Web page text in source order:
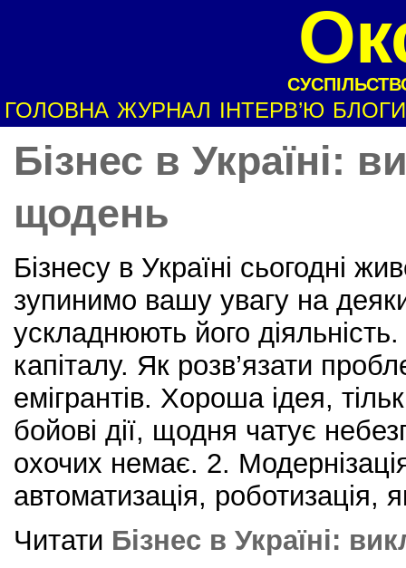
ГОЛОВНА ЖУРНАЛ ІНТЕРВ’Ю БЛОГИ
Бізнес в Україні:
щодень
Бізнесу в Україні сьогодні
зупинимо вашу увагу на
ускладнюють його
капіталу. Як розв’язати
емігрантів. Хороша ідея,
бойові дії, щодня чатує
охочих немає. 2.
автоматизація, роботизація,
Читати Бізнес в Україні: